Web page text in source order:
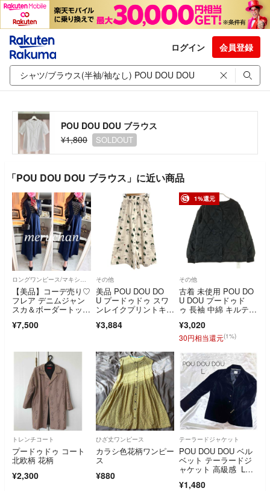
ログイン 会員登録
POU DOU DOU ブラウス
¥1,800
SOLDOUT
「POU DOU DOU ブラウス」に近い商品
ロングワンピース/マキシワンピース
【美品】コーデ売り♡
フレア デニムジャン
スカ＆ボーダートップ
¥7,500
その他
美品 POU DOU DO
U プードゥドゥ スワ
ンレイクプリントキュ
ズ ホワイト レディー
¥3,884
1%還元
その他
古着 未使用 POU DO
U DOU プードゥド
ゥ 長袖 中綿 キルティ
ラック レディース
¥3,020
30円相当還元(1%)
トレンチコート
プードゥドゥ コート
北欧柄 花柄
¥2,300
ひざ丈ワンピース
カラシ色花柄ワンピー
ス
¥880
テーラードジャケット
POU DOU DOU ベル
ベット テーラードジ
ャケット 高級感 Lサ
¥1,480